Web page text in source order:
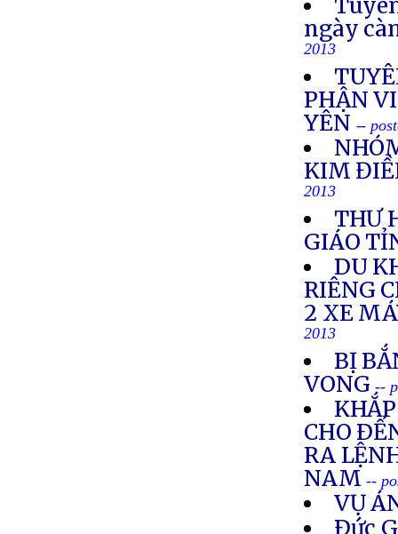
ngày
2013
PHẬN
YÊN --
KIM
2013
THƯ
GIÁO
DU
RIÊNG
2 XE
2013
BỊ
VONG --
CHO
RA
NAM--
VỤ
Ðức